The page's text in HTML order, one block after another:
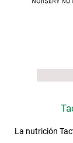
La nutrición